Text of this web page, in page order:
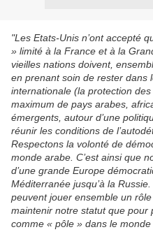
"Les Etats-Unis n’ont accepté
» limité à la France et à la
vieilles nations doivent,
en prenant soin de rester dans
internationale (la protection
maximum de pays arabes,
émergents, autour d’une
réunir les conditions de
Respectons la volonté de
monde arabe. C’est ainsi que
d’une grande Europe
Méditerranée jusqu’à la
peuvent jouer ensemble un
maintenir notre statut que pour
comme « pôle » dans le